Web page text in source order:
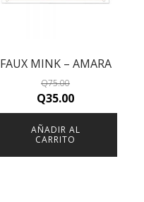
FAUX MINK – AMARA
Q75.00
Original
price
was:
Q35.00Current
price
is:
AÑADIR AL
CARRITO